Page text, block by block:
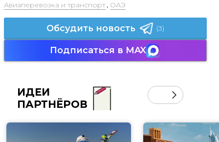
Авиаперевозка и транспорт, ОАЭ
Обсудить новость (3)
Подписаться в MAX
ИДЕИ
ПАРТНЁРОВ